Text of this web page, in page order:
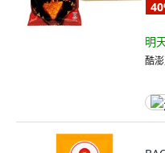
40
明
酷